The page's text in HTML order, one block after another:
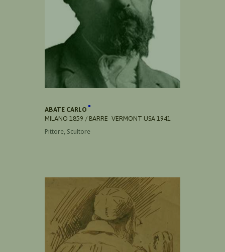
ABATE CARLO
MILANO 1859 / BARRE -VERMONT USA 1941
Pittore, Scultore